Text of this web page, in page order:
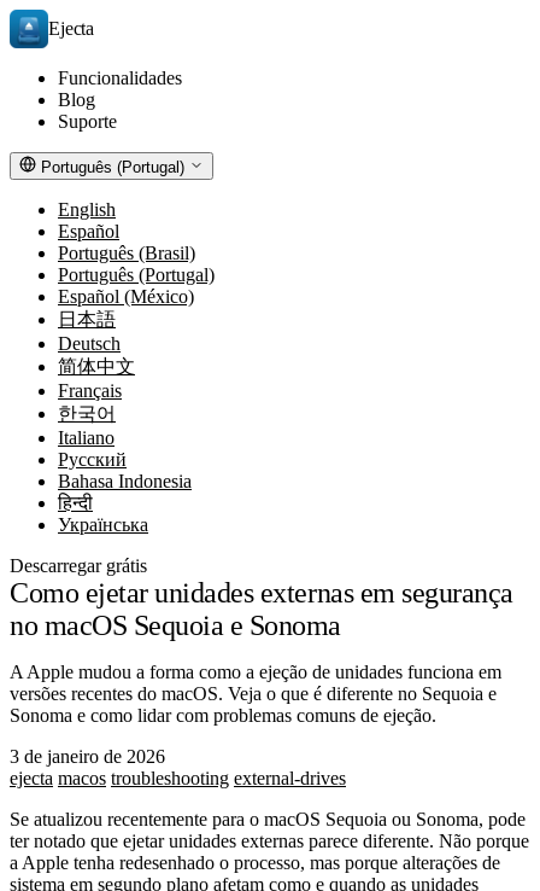
Ejecta
Funcionalidades
Blog
Suporte
Português (Portugal)
English
Español
Português (Brasil)
Português (Portugal)
Español (México)
日本語
Deutsch
简体中文
Français
한국어
Italiano
Русский
Bahasa Indonesia
हिन्दी
Українська
Descarregar grátis
Como ejetar unidades externas em segurança
no macOS Sequoia e Sonoma
A Apple mudou a forma como a ejeção de unidades funciona em
versões recentes do macOS. Veja o que é diferente no Sequoia e
Sonoma e como lidar com problemas comuns de ejeção.
3 de janeiro de 2026
ejecta macos troubleshooting external-drives
Se atualizou recentemente para o macOS Sequoia ou Sonoma, pode
ter notado que ejetar unidades externas parece diferente. Não porque
a Apple tenha redesenhado o processo, mas porque alterações de
sistema em segundo plano afetam como e quando as unidades